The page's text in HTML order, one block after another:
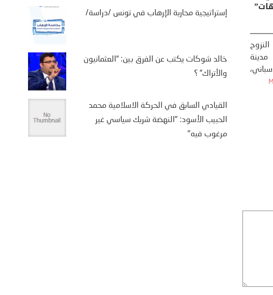
مواجهة حصار متعدد الجبهات”
الجماعي لآلاف المغاربة نحو مدينة
سبتة، الواقعة تحت الاحتلال الإسباني،
مع
منذ
إستراتيجية محاربة الإرهاب في تونس /دراسة/
خالد شوكات يكتب عن الفرق بين: “العثمانيون
والأتراك” ؟
القيادي السابق في الحركة الاسلامية محمد
الحبيب الأسود: "النهضة شريك سياسي غير
مرغوب فيه"